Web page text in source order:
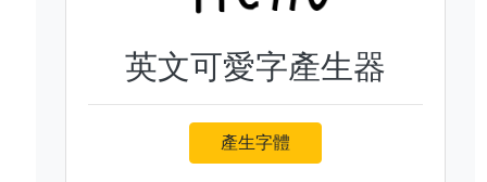
英文可愛字產生器
產生字體